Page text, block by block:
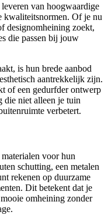
van hoogwaardige
kwaliteitsnormen. Of je nu
designomheining zoekt,
die passen bij jouw
is hun brede aanbod
aantrekkelijk zijn.
of een gedurfder ontwerp
niet alleen je tuin
verbetert.
voor hun
schutting, een metalen
rekenen op duurzame
Dit betekent dat je
omheining zonder